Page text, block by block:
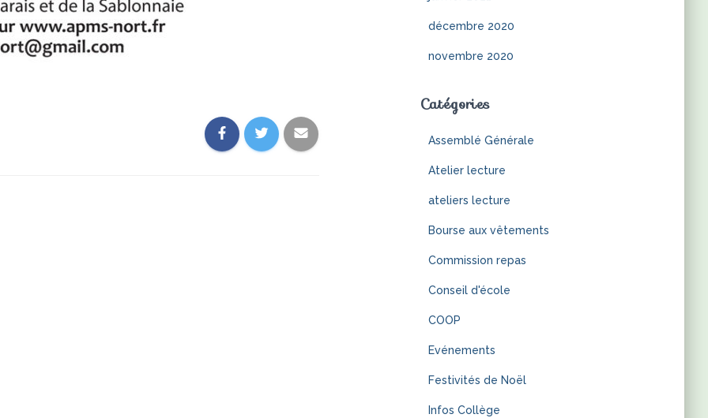
décembre 2020
novembre 2020
Catégories
Assemblé Générale
Atelier lecture
ateliers lecture
Bourse aux vêtements
Commission repas
Conseil d'école
COOP
Evénements
Festivités de Noël
Infos Collège